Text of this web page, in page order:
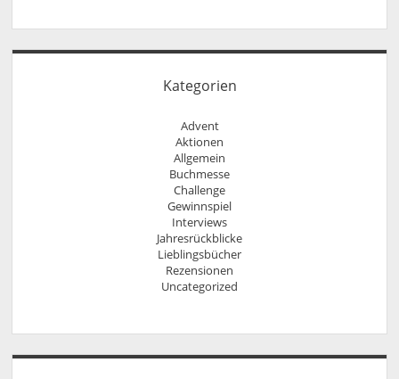
Kategorien
Advent
Aktionen
Allgemein
Buchmesse
Challenge
Gewinnspiel
Interviews
Jahresrückblicke
Lieblingsbücher
Rezensionen
Uncategorized